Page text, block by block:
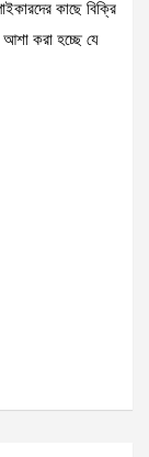
কাছে বিক্রি
আশা করা হচ্ছে যে